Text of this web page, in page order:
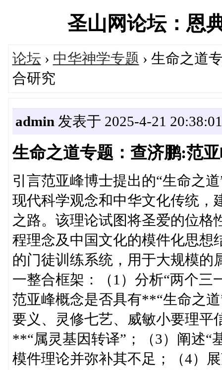
圣山网论坛：恩
论坛 › 中华神学专题 › 生命之道
合研究
admin 发表于 2025-4-21 20:38:01
生命之道专题：查济鹏:范
引言范亚峰博士提出的“生命之
现代科学观念和中华文化传统，
之路。该理论试图将圣爱的位格
程理念及中国文化的模件化思想
的门徒训练系统，用于大规模的
一整合框架：（1）分析“两个三
范亚峰概念是否具有**“生命之
要义、灵修七艺、威敏小要理平
**“属灵基因转译”；（3）阐述“
模件理论并弥补其不足；（4）